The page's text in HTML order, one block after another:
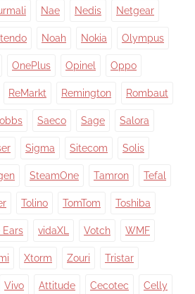
Nae Nedis Netgear
Noah Nokia Olympus
OnePlus Opinel Oppo
ReMarkt Remington Rombaut
Saeco Sage Salora
Sigma Sitecom Solis
SteamOne Tamron Tefal
Tolino TomTom Toshiba
vidaXL Votch WMF
Xtorm Zouri Tristar
Vivo Attitude Cecotec Celly